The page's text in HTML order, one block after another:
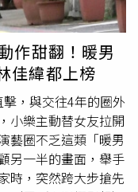
），夫妻一度為生
如今共育有4名子
，讓她在36歲正式
斷，幸福模樣也獲
歲時愛上大12歲丈
阿嬤。（圖／翻攝自
阿嬤的受訪者，是來
露，自己18歲就懷
生最幸福的時刻遭逢
她發現丈夫外遇，小
作甜翻！暖男
佳緯都上榜
，與交往4年的圈外
小樂主動替女友拉開
藝圈不乏這類「暖男
另一半的畫面，舉手
時，突然跨大步搶先